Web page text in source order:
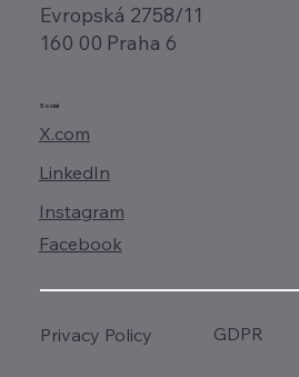
Evropská 2758/11
160 00 Praha 6
Social
X.com
LinkedIn
Instagram
Facebook
Privacy Policy GDPR